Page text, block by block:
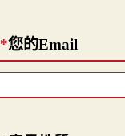
*您的Email